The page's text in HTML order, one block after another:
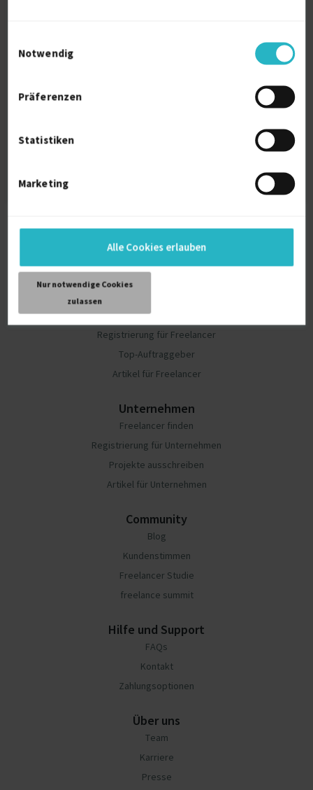
Notwendig
Präferenzen
Statistiken
Marketing
Alle Cookies erlauben
Nur notwendige Cookies
zulassen
Schreiben Sie Ihr Projekt aus und erhalten Sie noch
Projekte finden
Registrierung für Freelancer
Top-Auftraggeber
Artikel für Freelancer
Unternehmen
Freelancer finden
Registrierung für Unternehmen
Projekte ausschreiben
Artikel für Unternehmen
Community
Blog
Kundenstimmen
Freelancer Studie
freelance summit
Hilfe und Support
FAQs
Kontakt
Zahlungsoptionen
Über uns
Team
Karriere
Presse